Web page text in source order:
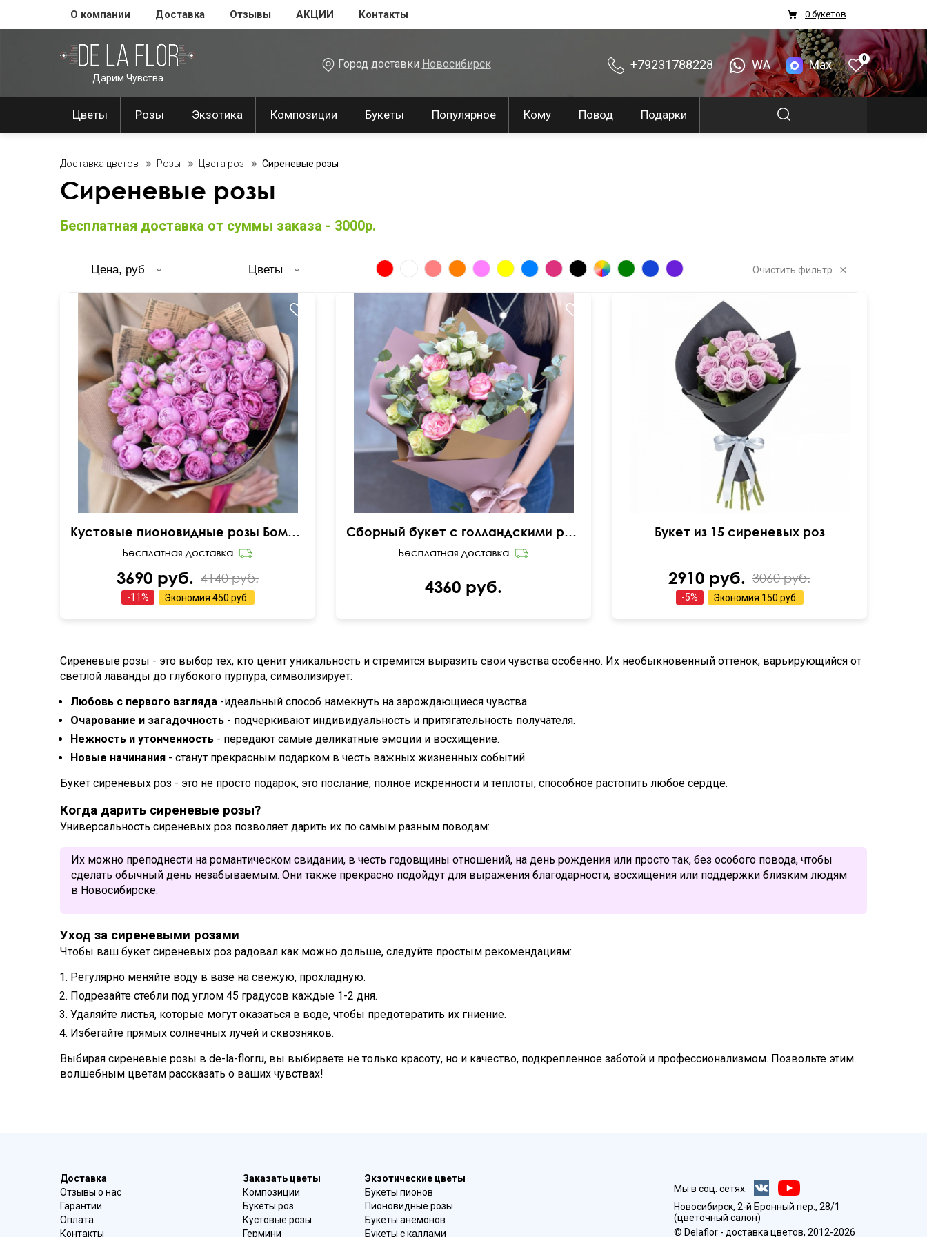
О компании Доставка Отзывы АКЦИИ Контакты 0 букетов
Дарим Чувства
Город доставки Новосибирск +79231788228 WA Max 0
Цветы Розы Экзотика Композиции Букеты Популярное Кому Повод Подарки
Доставка цветов Розы Цвета роз Сиреневые розы
Сиреневые розы
Бесплатная доставка от суммы заказа - 3000р.
Цена, руб Цветы Очистить фильтр
В крафтовой упаковке
Кустовые пионовидные розы Бомбастик Баблс
3690 руб. 4140 руб.
-11% Экономия 450 руб.
Диантусы, декор, зелень
Сборный букет с голландскими розами "Театр"
4360 руб.
55 см 40 см
Букет из 15 сиреневых роз
2910 руб. 3060 руб.
-5% Экономия 150 руб.
Сиреневые розы - это выбор тех, кто ценит уникальность и стремится выразить свои чувства особенно. Их необыкновенный оттенок, варьирующийся от
светлой лаванды до глубокого пурпура, символизирует:
Любовь с первого взгляда -идеальный способ намекнуть на зарождающиеся чувства.
Очарование и загадочность - подчеркивают индивидуальность и притягательность получателя.
Нежность и утонченность - передают самые деликатные эмоции и восхищение.
Новые начинания - станут прекрасным подарком в честь важных жизненных событий.
Букет сиреневых роз - это не просто подарок, это послание, полное искренности и теплоты, способное растопить любое сердце.
Когда дарить сиреневые розы?
Универсальность сиреневых роз позволяет дарить их по самым разным поводам:
Их можно преподнести на романтическом свидании, в честь годовщины отношений, на день рождения или просто так, без особого повода, чтобы
сделать обычный день незабываемым. Они также прекрасно подойдут для выражения благодарности, восхищения или поддержки близким людям
в Новосибирске.
Уход за сиреневыми розами
Чтобы ваш букет сиреневых роз радовал как можно дольше, следуйте простым рекомендациям:
Регулярно меняйте воду в вазе на свежую, прохладную.
Подрезайте стебли под углом 45 градусов каждые 1-2 дня.
Удаляйте листья, которые могут оказаться в воде, чтобы предотвратить их гниение.
Избегайте прямых солнечных лучей и сквозняков.
Выбирая сиреневые розы в de-la-flor.ru, вы выбираете не только красоту, но и качество, подкрепленное заботой и профессионализмом. Позвольте этим
волшебным цветам рассказать о ваших чувствах!
Доставка
Отзывы о нас
Гарантии
Оплата
Контакты
Заказать цветы
Композиции
Букеты роз
Кустовые розы
Гермини
Экзотические цветы
Букеты пионов
Пионовидные розы
Букеты анемонов
Букеты с каллами
Мы в соц. сетях:
Новосибирск, 2-й Бронный пер., 28/1
(цветочный салон)
© Delaflor - доставка цветов, 2012-2026